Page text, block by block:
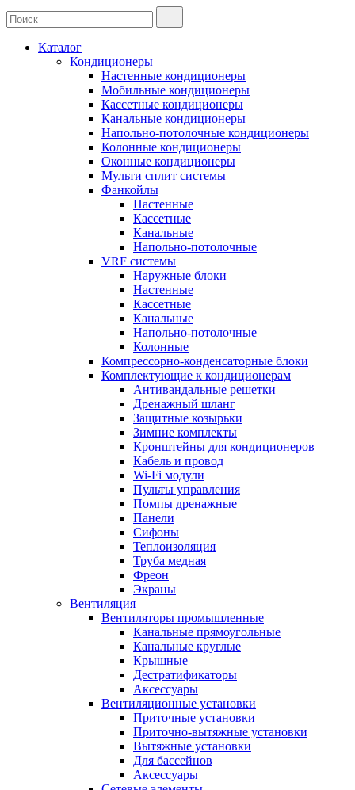
Каталог
Кондиционеры
Настенные кондиционеры
Мобильные кондиционеры
Кассетные кондиционеры
Канальные кондиционеры
Напольно-потолочные кондиционеры
Колонные кондиционеры
Оконные кондиционеры
Мульти сплит системы
Фанкойлы
Настенные
Кассетные
Канальные
Напольно-потолочные
VRF системы
Наружные блоки
Настенные
Кассетные
Канальные
Напольно-потолочные
Колонные
Компрессорно-конденсаторные блоки
Комплектующие к кондиционерам
Антивандальные решетки
Дренажный шланг
Защитные козырьки
Зимние комплекты
Кронштейны для кондиционеров
Кабель и провод
Wi-Fi модули
Пульты управления
Помпы дренажные
Панели
Сифоны
Теплоизоляция
Труба медная
Фреон
Экраны
Вентиляция
Вентиляторы промышленные
Канальные прямоугольные
Канальные круглые
Крышные
Дестратификаторы
Аксессуары
Вентиляционные установки
Приточные установки
Приточно-вытяжные установки
Вытяжные установки
Для бассейнов
Аксессуары